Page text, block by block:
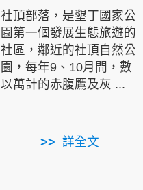
社頂部落，是墾丁國家公
園第一個發展生態旅遊的
社區，鄰近的社頂自然公
園，每年9、10月間，數
以萬計的赤腹鷹及灰 ...
詳全文